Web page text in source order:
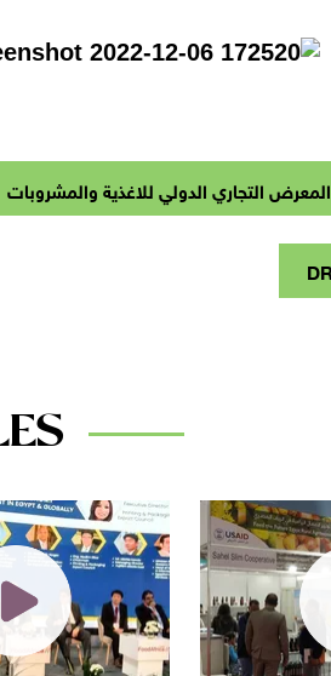
المعرض التجاري الدولي للاغذية والمشروبات